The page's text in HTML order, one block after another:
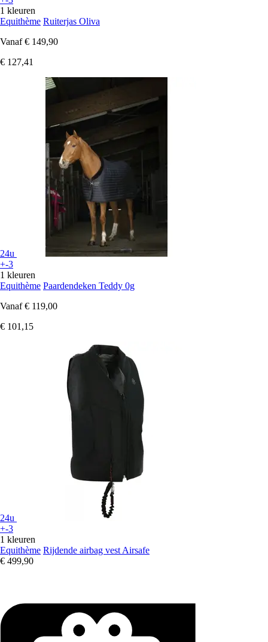
1 kleuren
Equithème Ruiterjas Oliva
Vanaf € 149,90
€ 127,41
24u
+-3
1 kleuren
Equithème Paardendeken Teddy 0g
Vanaf € 119,00
€ 101,15
24u
+-3
1 kleuren
Equithème Rijdende airbag vest Airsafe
€ 499,90